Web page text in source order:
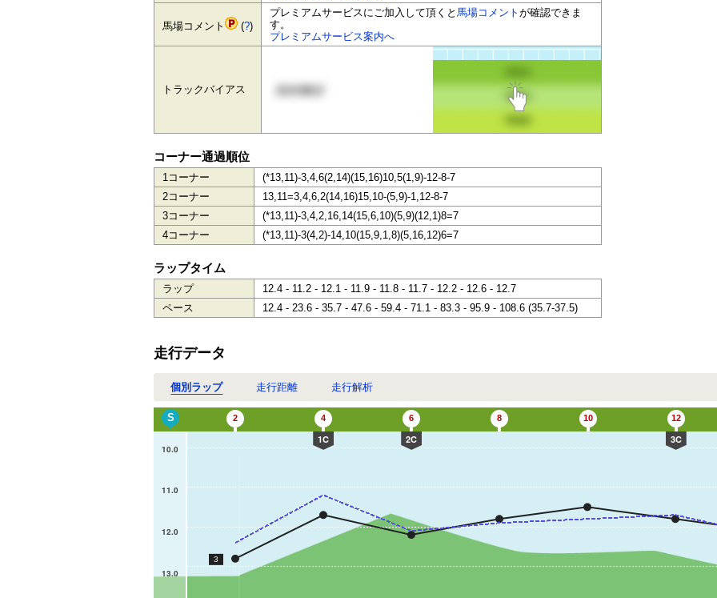
馬場コメント (?)
プレミアムサービスにご加入して頂くと 馬場コメント が確認できま
す。
プレミアムサービス案内へ
トラックバイアス
コーナー通過順位
1コーナー
(*13,11)-3,4,6(2,14)(15,16)10,5(1,9)-12-8-7
2コーナー
13,11=3,4,6,2(14,16)15,10-(5,9)-1,12-8-7
3コーナー
(*13,11)-3,4,2,16,14(15,6,10)(5,9)(12,1)8=7
4コーナー
(*13,11)-3(4,2)-14,10(15,9,1,8)(5,16,12)6=7
ラップタイム
ラップ
12.4 - 11.2 - 12.1 - 11.9 - 11.8 - 11.7 - 12.2 - 12.6 - 12.7
ペース
12.4 - 23.6 - 35.7 - 47.6 - 59.4 - 71.1 - 83.3 - 95.9 - 108.6 (35.7-37.5)
走行データ
個別ラップ 走行距離 走行解析
10.0
11.0
12.0
13.0
S 2 4
1C
6
2C
8 10 12
3C
3